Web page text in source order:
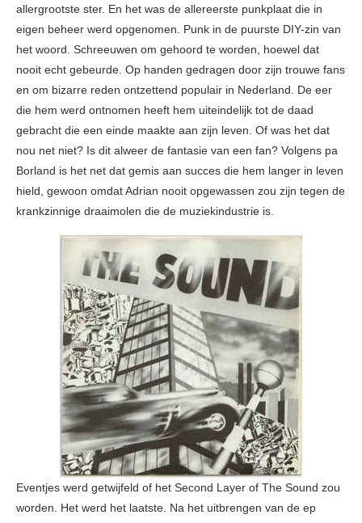
allergrootste ster. En het was de allereerste punkplaat die in
eigen beheer werd opgenomen. Punk in de puurste DIY-zin van
het woord. Schreeuwen om gehoord te worden, hoewel dat
nooit echt gebeurde. Op handen gedragen door zijn trouwe fans
en om bizarre reden ontzettend populair in Nederland. De eer
die hem werd ontnomen heeft hem uiteindelijk tot de daad
gebracht die een einde maakte aan zijn leven. Of was het dat
nou net niet? Is dit alweer de fantasie van een fan? Volgens pa
Borland is het net dat gemis aan succes die hem langer in leven
hield, gewoon omdat Adrian nooit opgewassen zou zijn tegen de
krankzinnige draaimolen die de muziekindustrie is.
Eventjes werd getwijfeld of het Second Layer of The Sound zou
worden. Het werd het laatste. Na het uitbrengen van de ep